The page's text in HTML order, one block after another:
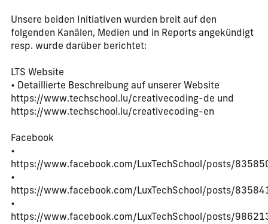
Unsere beiden Initiativen wurden breit auf den
folgenden Kanälen, Medien und in Reports angekündigt
resp. wurde darüber berichtet:
LTS Website
• Detaillierte Beschreibung auf unserer Website
https://www.techschool.lu/creativecoding-de und
https://www.techschool.lu/creativecoding-en
Facebook
•
https://www.facebook.com/LuxTechSchool/posts/
•
https://www.facebook.com/LuxTechSchool/posts/
•
https://www.facebook.com/LuxTechSchool/posts/